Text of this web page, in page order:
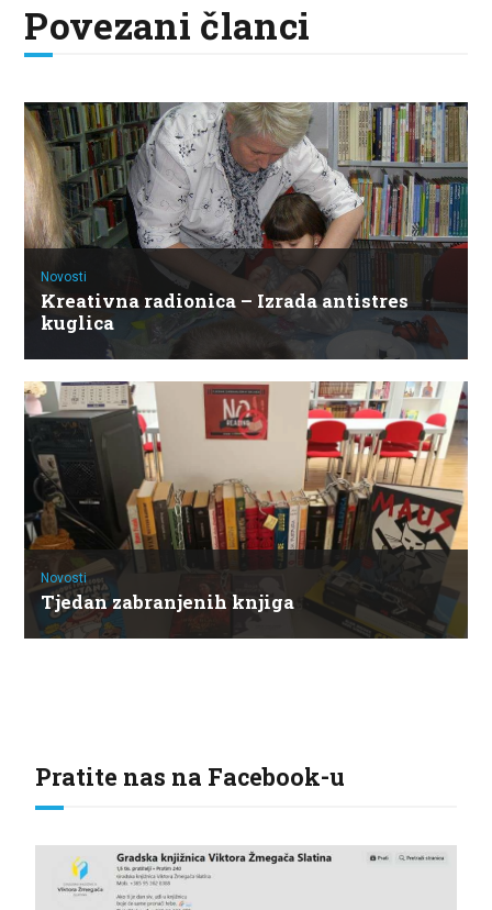
Povezani članci
Novosti
Kreativna radionica – Izrada antistres
kuglica
Novosti
Tjedan zabranjenih knjiga
Pratite nas na Facebook-u